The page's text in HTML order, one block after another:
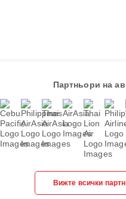
Партньори на
Вижте всички